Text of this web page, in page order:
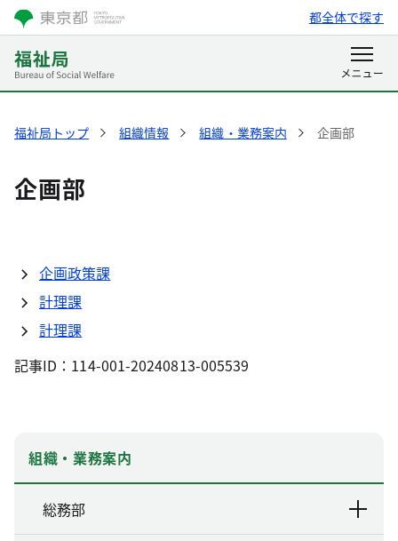
都全体で探す
福祉局トップ 組織情報 組織・業務案内 企画部
企画部
企画政策課
計理課
計理課
記事ID：114-001-20240813-005539
組織・業務案内
総務部